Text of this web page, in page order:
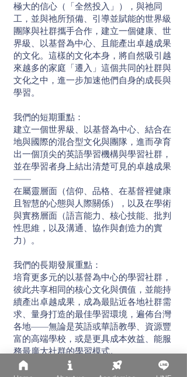
極大的信心（「全然投入」），與祂同
工，並與祂所預備、引導並賦能的世界級
團隊與社群攜手合作，建立一個健康、世
界級、以基督為中心、且能產出卓越成果
的文化。這樣的文化本身，將自然吸引越
來越多的家庭「遷入」這個共同的社群與
文化之中，進一步加速他們自身的成長與
學習。
我們的短期重點：
建立一個世界級、以基督為中心、結合在
地與國際的混合型文化與團隊，進而孕育
出一個頂尖的英語學習機構與學習社群，
並在學習者身上結出清楚可見的卓越成果
——
在屬靈層面（信仰、品格、在基督裡健康
且智慧的心態與人際關係），以及在學術
與實務層面（語言能力、核心技能、批判
性思維，以及溝通、協作與創造力的實
力）。
我們的長期發展重點：
培育更多元的以基督為中心的學習社群，
彼此共享相同的核心文化與價值，並能持
續產出卓越成果，成為最貼近各地社群需
求、量身打造的最佳學習環境，遍佈台灣
各地——無論是英語或華語教學、資源豐
富的高端學校，或是更具成本效益、能服
務最廣大社群的學習模式。
Ark的價值觀